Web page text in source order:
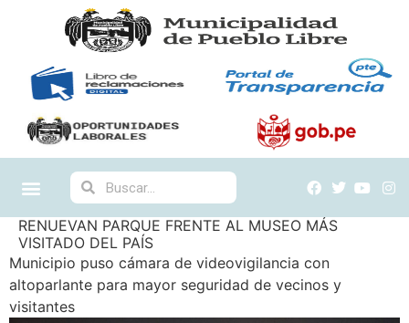
RENUEVAN PARQUE FRENTE AL MUSEO MÁS
VISITADO DEL PAÍS
Municipio puso cámara de videovigilancia con
altoparlante para mayor seguridad de vecinos y
visitantes